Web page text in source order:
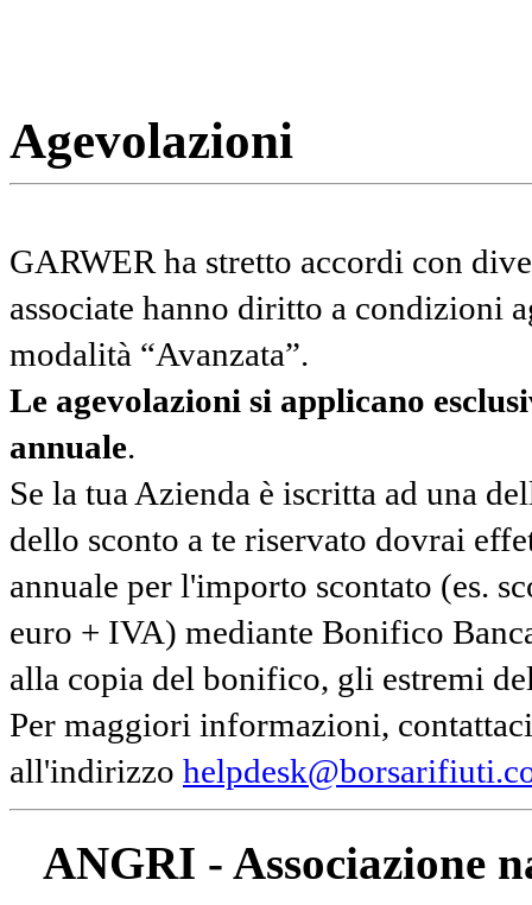
Agevolazioni
GARWER ha stretto accordi con
associate hanno diritto a condizioni
modalità “Avanzata”.
Le agevolazioni si applicano
annuale.
Se la tua Azienda è iscritta ad una
dello sconto a te riservato dovrai
annuale per l'importo scontato (es.
euro + IVA) mediante Bonifico
alla copia del bonifico, gli estremi
Per maggiori informazioni,
all'indirizzo
ANGRI - Associazione